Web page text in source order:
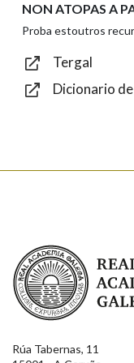
Texto de
NON ATOPAS A
Proba estoutros
Tergal
Dicionario
Real Academia Galega
Rúa Tabernas, 11